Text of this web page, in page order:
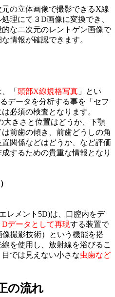
の立体画像で撮影できるX線
理にて３D画像に変換でき、
な二次元のレントゲン画像で
な情報が確認できます。
「 頭部X線規格写真 」とい
データを分析する事を「セフ
必須の検査となります。
大きさと位置はどうか、下顎
前歯の傾き、前歯どうしの角
関係などはどうか、など評価
するための貴重な情報となり
レメント5D)は、口腔内をデ
データとして再現する装置で
撮影技術）という機能を搭
を使用し、放射線を浴びるこ
では見えない小さな虫歯など
の流れ